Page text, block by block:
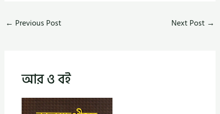
← Previous Post Next Post →
আর ও বই